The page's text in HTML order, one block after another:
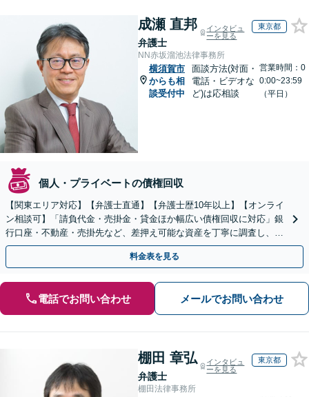
成瀬 直邦
弁護士
インタビュ
ーを見る
東京都
NN赤坂溜池法律事務所
横須賀市
からも相
談受付中
面談方法(対面・
電話・ビデオな
ど)は応相談
営業時間：0
0:00~23:59
（平日）
個人・プライベートの債権回収
【関東エリア対応】【弁護士直通】【弁護士歴10年以上】【オンライ
ン相談可】「請負代金・売掛金・貸金ほか幅広い債権回収に対応」銀
行口座・不動産・売掛先など、差押え可能な資産を丁寧に調査し、効
果的な手続きを選択します【休日・夜間相談可】
料金表を見る
電話でお問い合わせ メールでお問い合わせ
棚田 章弘
弁護士
インタビュ
ーを見る
東京都
棚田法律事務所